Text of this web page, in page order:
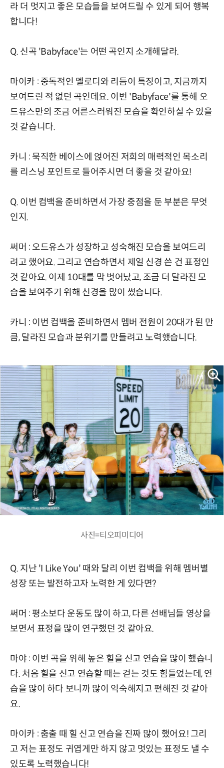
라 더 멋지고 좋은 모습들을 보여드릴 수 있게 되어 행복
합니다!
Q. 신곡 'Babyface'는 어떤 곡인지 소개해달라.
마이카 : 중독적인 멜로디와 리듬이 특징이고, 지금까지
보여드린 적 없던 곡인데요. 이번 'Babyface'를 통해 오
드유스만의 조금 어른스러워진 모습을 확인하실 수 있을
것 같습니다.
카니 : 묵직한 베이스에 얹어진 저희의 매력적인 목소리
를 리스닝 포인트로 들어주시면 더 좋을 것 같아요!
Q. 이번 컴백을 준비하면서 가장 중점을 둔 부분은 무엇
인지.
써머 : 오드유스가 성장하고 성숙해진 모습을 보여드리
려고 했어요. 그리고 연습하면서 제일 신경 쓴 건 표정인
것 같아요. 이제 10대를 막 벗어났고, 조금 더 달라진 모
습을 보여주기 위해 신경을 많이 썼습니다.
카니 : 이번 컴백을 준비하면서 멤버 전원이 20대가 된 만
큼, 달라진 모습과 분위기를 만들려고 노력했습니다.
사진=티오피미디어
Q. 지난 'I Like You' 때와 달리 이번 컴백을 위해 멤버별
성장 또는 발전하고자 노력한 게 있다면?
써머 : 평소보다 운동도 많이 하고, 다른 선배님들 영상을
보면서 표정을 많이 연구했던 것 같아요.
마야 : 이번 곡을 위해 높은 힐을 신고 연습을 많이 했습니
다. 처음 힐을 신고 연습할 때는 걷는 것도 힘들었는데, 연
습을 많이 하다 보니까 많이 익숙해지고 편해진 것 같아
요.
마이카 : 춤출 때 힐 신고 연습을 진짜 많이 했어요! 그리
고 저는 표정도 귀엽게만 하지 않고 멋있는 표정도 낼 수
있도록 노력했습니다!